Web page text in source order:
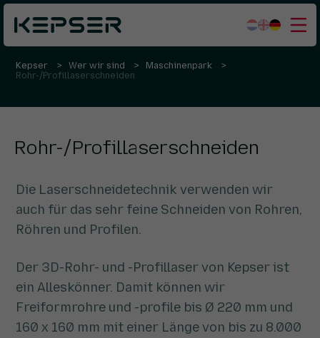
Was wir tun
Arbeiten bei
Kontakt
Kepser Wer wir sind
Maschinenpark
Rohr-/Profillaserschneiden
Rohr-/Profillaserschneiden
Die Laserschneidetechnik verwenden wir
auch für das sehr feine Schneiden von Rohren,
Röhren und Profilen.
Der 3D-Rohr- und -Profillaser von Kepser ist
ein Alleskönner. Damit können wir
Freiformrohre und -profile bis Ø 220 mm und
160 x 160 mm mit einer Länge von bis zu 8.000